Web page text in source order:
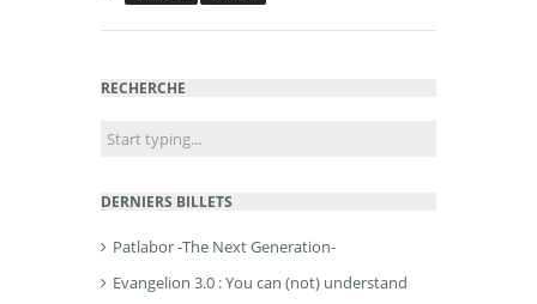
RECHERCHE
DERNIERS BILLETS
Patlabor -The Next Generation-
Evangelion 3.0 : You can (not) understand